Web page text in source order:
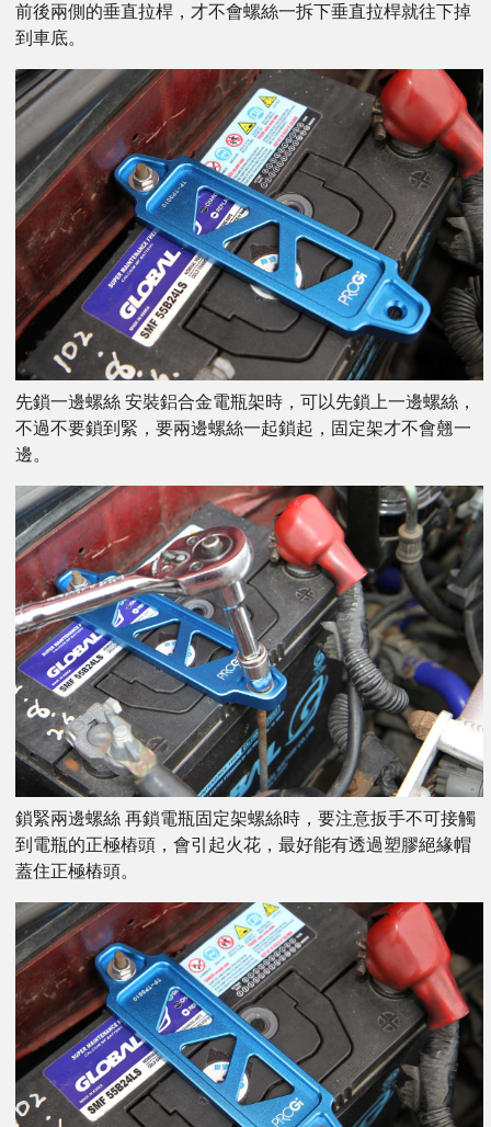
前後兩側的垂直拉桿，才不會螺絲一拆下垂直拉桿就往下掉
到車底。
先鎖一邊螺絲 安裝鋁合金電瓶架時，可以先鎖上一邊螺絲，
不過不要鎖到緊，要兩邊螺絲一起鎖起，固定架才不會翹一
邊。
鎖緊兩邊螺絲 再鎖電瓶固定架螺絲時，要注意扳手不可接觸
到電瓶的正極樁頭，會引起火花，最好能有透過塑膠絕緣帽
蓋住正極樁頭。